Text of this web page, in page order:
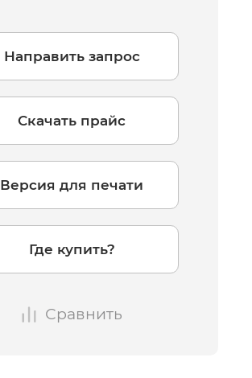
Направить запрос
Скачать прайс
Версия для печати
Где купить?
Сравнить